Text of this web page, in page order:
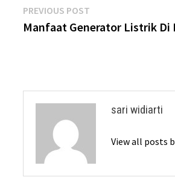
Post
navigation
PREVIOUS POST
post:
Manfaat Generator Listrik Di
sari widiarti
View all posts